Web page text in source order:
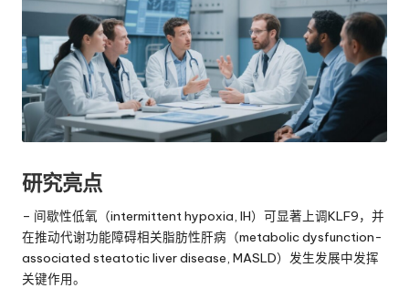
研究亮点
– 间歇性低氧（intermittent hypoxia, IH）可显著上调KLF9，并
在推动代谢功能障碍相关脂肪性肝病（metabolic dysfunction-
associated steatotic liver disease, MASLD）发生发展中发挥
关键作用。